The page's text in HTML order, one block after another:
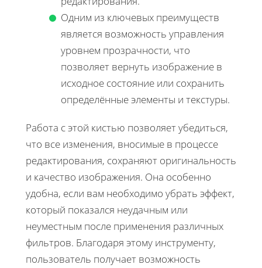
Одним из ключевых преимуществ
является возможность управления
уровнем прозрачности, что
позволяет вернуть изображение в
исходное состояние или сохранить
определённые элементы и текстуры.
Работа с этой кистью позволяет убедиться,
что все изменения, вносимые в процессе
редактирования, сохраняют оригинальность
и качество изображения. Она особенно
удобна, если вам необходимо убрать эффект,
который показался неудачным или
неуместным после применения различных
фильтров. Благодаря этому инструменту,
пользователь получает возможность